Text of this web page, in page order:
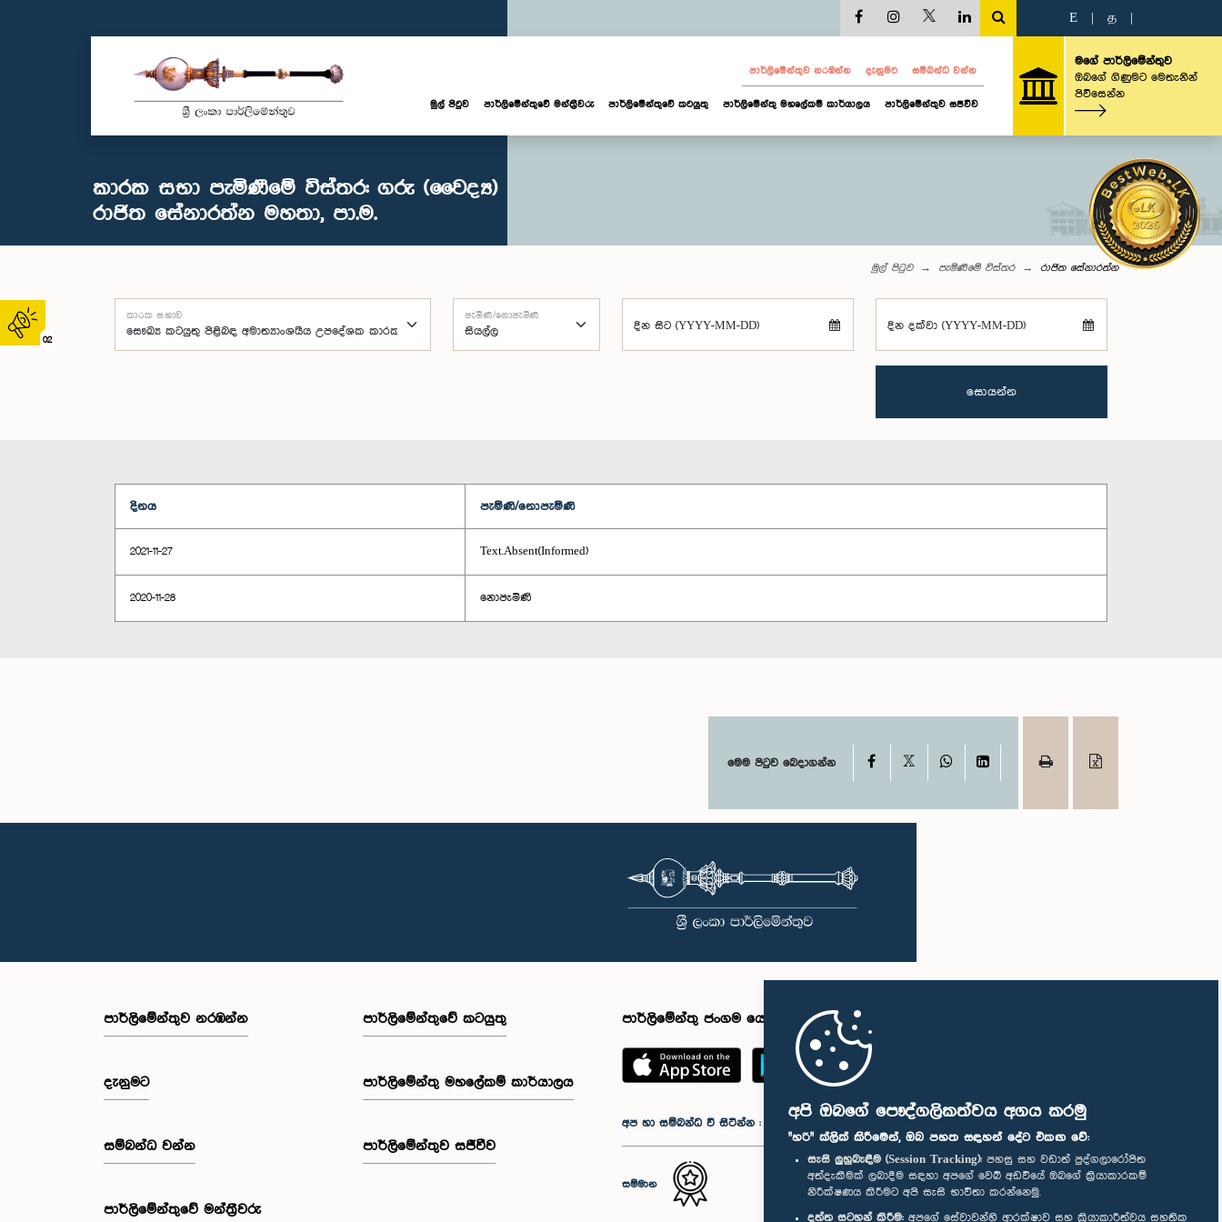
අපි ඔබගේ පෞද්ගලිකත්වය අගය කරමු
"හරි" ක්ලික් කිරීමෙන්, ඔබ පහත සඳහන් දේට එකඟ වේ:
සැසි ලුහුබැඳීම (Session Tracking): පහසු සහ වඩාත් පුද්ගලාරෝපිත
අත්දැකීමක් ලබාදීම සඳහා අපගේ වෙබ් අඩවියේ ඔබගේ ක්‍රියාකාරකම්
නිරීක්ෂණය කිරීමට අපි සැසි භාවිතා කරන්නෙමු.
දත්ත සටහන් කිරීම: අපගේ සේවාවන්හි ආරක්ෂාව සහ ක්‍රියාකාරීත්වය සහතික
02
E த
පාර්ලි‌මේන්තුව නරඹන්න දැනුමට සම්බන්ධ වන්න
මුල් පිටුව පාර්ලි‌මේන්තුවේ මන්ත්‍රීවරු පාර්ලිමේන්තුවේ කටයුතු පාර්ලිමේන්තු මහලේකම් කාර්යාලය පාර්ලිමේන්තුව සජීවීව
මගේ පාර්ලිමේන්තුව
ඔබගේ ගිණුමට මෙතැනින්
පිවිසෙන්න
කාරක සභා පැමිණීමේ විස්තර: ගරු (වෛද්‍ය)
රාජිත සේනාරත්න මහතා, පා.ම.
මුල් පිටුව පැමිණීමේ විස්තර රාජිත සේනාරත්න
කාරක සභාව පැමිණි/නොපැමිණි
දින සිට (YYYY-MM-DD) දින දක්වා (YYYY-MM-DD)
සොයන්න
දිනය පැමිණි/නොපැමිණි
2021-11-27 Text.Absent(Informed)
2020-11-28 නොපැමිණි
මෙම පිටුව බෙදාගන්න Facebook WhatsAppLinkedIn
පාර්ලි‌මේන්තුව නරඹන්න
දැනුමට
සම්බන්ධ වන්න
පාර්ලි‌මේන්තුවේ මන්ත්‍රීවරු
පාර්ලිමේන්තුවේ කටයුතු
පාර්ලිමේන්තු මහලේකම් කාර්යාලය
පාර්ලිමේන්තුව සජීවීව
පාර්ලිමේන්තු ජංගම යෙදුම
අප හා සම්බන්ධ වී සිටින්න :
සම්මාන